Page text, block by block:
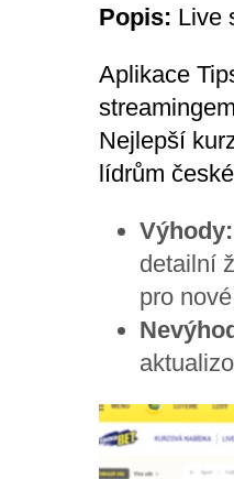
Popis: Live
Aplikace
Nejlepší
lídrům
Výhody:
detailní
pro